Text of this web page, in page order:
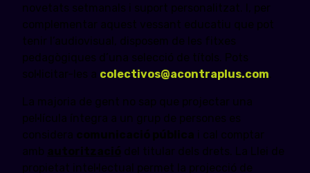
novetats setmanals i suport personalitzat. I, per
complementar aquest vessant educatiu que pot
tenir l’audiovisual, disposem de les fitxes
pedagògiques d’una selecció de títols. Pots
sol·licitar-les a colectivos@acontraplus.com.
La majoria de gent no sap que projectar una
pel·lícula íntegra a un grup de persones es
considera comunicació pública i cal comptar
amb autorització del titular dels drets. La Llei de
propietat intel·lectual permet la projecció de